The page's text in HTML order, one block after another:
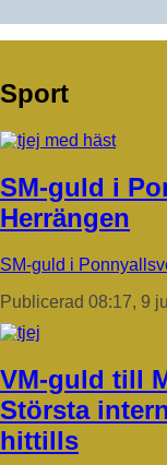
Sport
SM-guld i
Herrängen
SM-guld i
Publicerad 08:17, 9
VM-guld till
Största
hittills